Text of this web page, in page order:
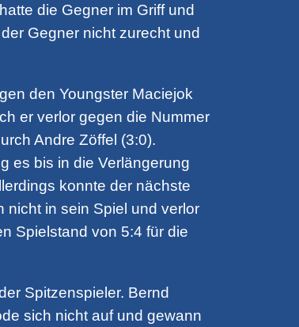
die Gegner im Griff und
Gegner nicht zurecht und
den Youngster Maciejok
er verlor gegen die Nummer
Andre Zöffel (3:0).
es bis in die Verlängerung
konnte der nächste
nicht in sein Spiel und verlor
Spielstand von 5:4 für die
Spitzenspieler. Bernd
sich nicht auf und gewann